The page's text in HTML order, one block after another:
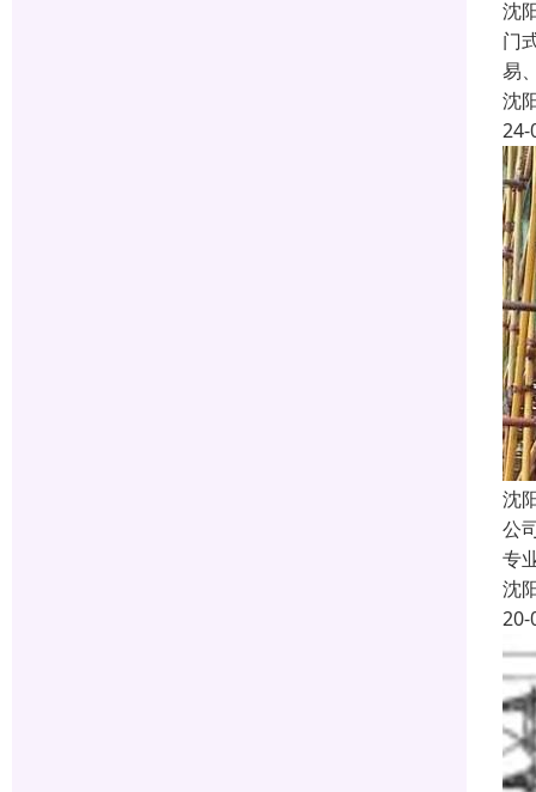
沈
门
易
沈
24-
沈
公
专
沈
20-